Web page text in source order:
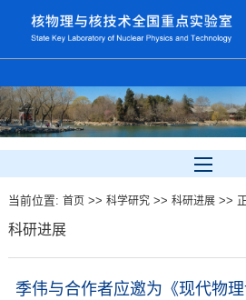
当前位置: 首页>> 科学研究>> 科研进展>>
科研进展
季伟与合作者应邀为《现代物